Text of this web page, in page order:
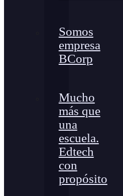
Somos
empresa
BCorp
Mucho
más que
una
escuela.
Edtech
con
propósito